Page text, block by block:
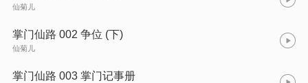
仙菊儿
掌门仙路 002 争位 (下)
仙菊儿
掌门仙路 003 掌门记事册